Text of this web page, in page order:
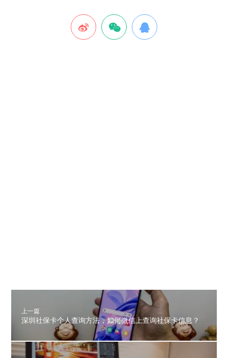
上一篇
深圳社保卡个人查询方法，如何微信上查询社保卡信息？